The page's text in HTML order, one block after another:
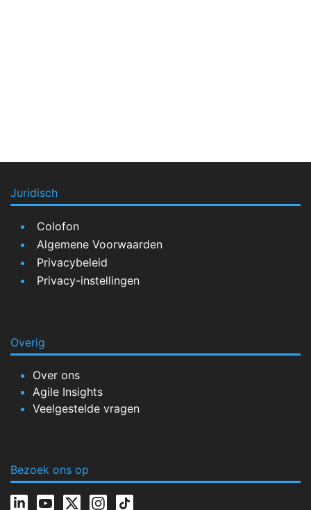
Juridisch
Colofon
Algemene Voorwaarden
Privacybeleid
Privacy-instellingen
Overig
Over ons
Agile Insights
Veelgestelde vragen
Bezoek ons op